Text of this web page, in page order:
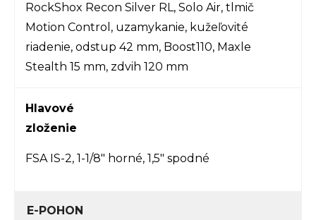
RockShox Recon Silver RL, Solo Air, tlmič
Motion Control, uzamykanie, kužeľovité
riadenie, odstup 42 mm, Boost110, Maxle
Stealth 15 mm, zdvih 120 mm
Hlavové
zloženie
FSA IS-2, 1-1/8" horné, 1,5" spodné
E-POHON